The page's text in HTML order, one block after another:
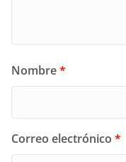
Nombre*
Correo electrónico *